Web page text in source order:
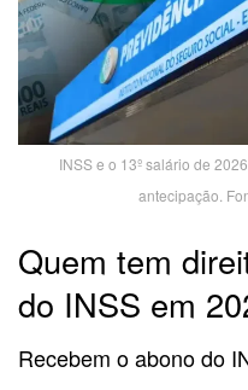
INSS e o 13º salário de
antecipação.
Quem tem
do INSS em
Recebem o abono do